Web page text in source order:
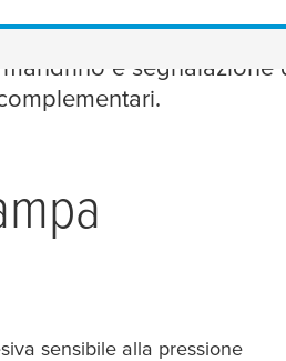
e segnalazione
sensibile alla pressione